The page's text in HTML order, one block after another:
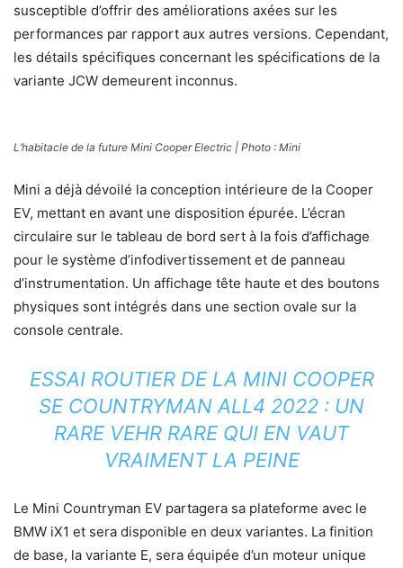
susceptible d’offrir des améliorations axées sur les
performances par rapport aux autres versions. Cependant,
les détails spécifiques concernant les spécifications de la
variante JCW demeurent inconnus.
L’habitacle de la future Mini Cooper Electric | Photo : Mini
Mini a déjà dévoilé la conception intérieure de la Cooper
EV, mettant en avant une disposition épurée. L’écran
circulaire sur le tableau de bord sert à la fois d’affichage
pour le système d’infodivertissement et de panneau
d’instrumentation. Un affichage tête haute et des boutons
physiques sont intégrés dans une section ovale sur la
console centrale.
ESSAI ROUTIER DE LA MINI COOPER
SE COUNTRYMAN ALL4 2022 : UN
RARE VEHR RARE QUI EN VAUT
VRAIMENT LA PEINE
Le Mini Countryman EV partagera sa plateforme avec le
BMW iX1 et sera disponible en deux variantes. La finition
de base, la variante E, sera équipée d’un moteur unique